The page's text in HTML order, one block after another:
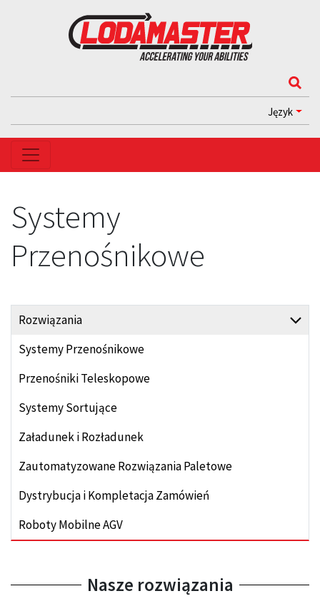
Język
Systemy
Przenośnikowe
Rozwiązania
Systemy Przenośnikowe
Przenośniki Teleskopowe
Systemy Sortujące
Załadunek i Rozładunek
Zautomatyzowane Rozwiązania Paletowe
Dystrybucja i Kompletacja Zamówień
Roboty Mobilne AGV
Nasze rozwiązania